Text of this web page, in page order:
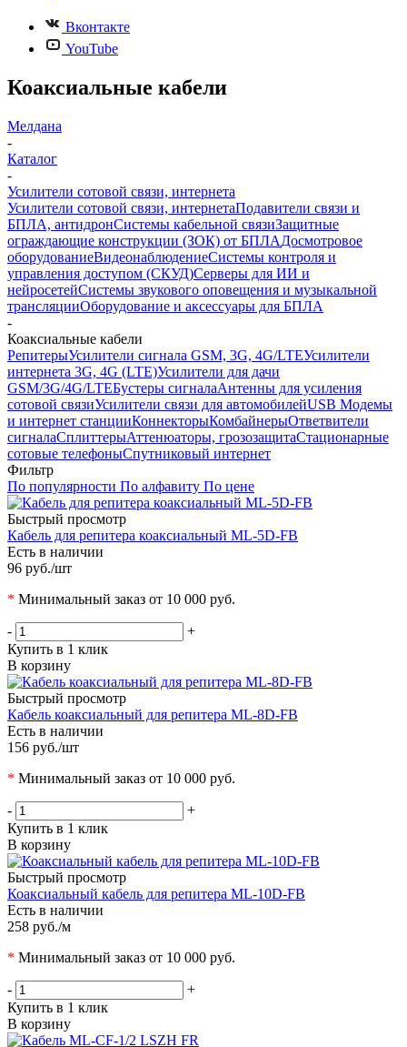
Вконтакте
YouTube
Коаксиальные кабели
Мелдана
-
Каталог
-
Усилители сотовой связи, интернета
Усилители сотовой связи, интернетаПодавители связи и
БПЛА, антидронСистемы кабельной связиЗащитные
ограждающие конструкции (ЗОК) от БПЛАДосмотровое
оборудованиеВидеонаблюдениеСистемы контроля и
управления доступом (СКУД)Серверы для ИИ и
нейросетейСистемы звукового оповещения и музыкальной
трансляцииОборудование и аксессуары для БПЛА
-
Коаксиальные кабели
РепитерыУсилители сигнала GSM, 3G, 4G/LTEУсилители
интернета 3G, 4G (LTE)Усилители для дачи
GSM/3G/4G/LTEБустеры сигналаАнтенны для усиления
сотовой связиУсилители связи для автомобилейUSB Модемы
и интернет станцииКоннекторыКомбайнерыОтветвители
сигналаСплиттерыАттенюаторы, грозозащитаСтационарные
сотовые телефоныСпутниковый интернет
Фильтр
По популярности По алфавиту По цене
Быстрый просмотр
Кабель для репитера коаксиальный ML-5D-FB
Есть в наличии
96 руб./шт
* Минимальный заказ от 10 000 руб.
-
+
Купить в 1 клик
В корзину
Быстрый просмотр
Кабель коаксиальный для репитера ML-8D-FB
Есть в наличии
156 руб./шт
* Минимальный заказ от 10 000 руб.
-
+
Купить в 1 клик
В корзину
Быстрый просмотр
Коаксиальный кабель для репитера ML-10D-FB
Есть в наличии
258 руб./м
* Минимальный заказ от 10 000 руб.
-
+
Купить в 1 клик
В корзину